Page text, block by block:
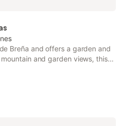
Breña and offers a garden and
and garden views, this
WiFi.